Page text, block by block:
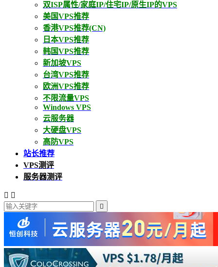
双ISP属性/家庭IP/住宅IP/原生IP的VPS
美国VPS推荐
香港VPS推荐(CN)
日本VPS推荐
韩国VPS推荐
新加坡VPS
台湾VPS推荐
欧洲VPS推荐
不限流量VPS
Windows VPS
云服务器
大硬盘VPS
高防VPS
站长推荐
VPS测评
服务器测评
 
